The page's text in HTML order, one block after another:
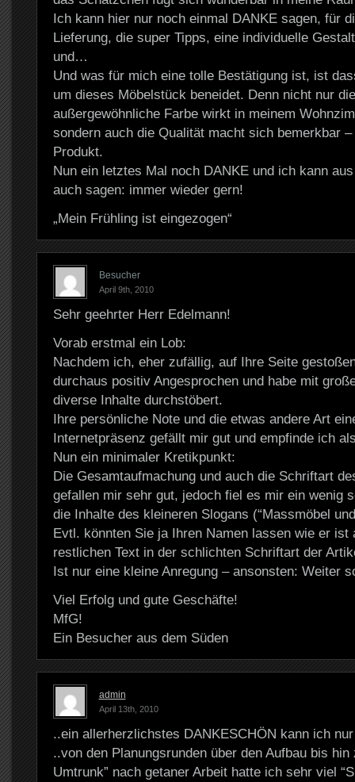
Ich kann hier nur noch einmal DANKE sagen, für
Lieferung, die super Tipps, eine individuelle
und…
Und was für mich eine tolle Bestätigung ist, ist
um dieses Möbelstück beneidet. Denn nicht nur
außergewöhnliche Farbe wirkt in meinem
sondern auch die Qualität macht sich bemerkbar
Produkt.
Nun ein letztes Mal noch DANKE und ich kann
auch sagen: immer wieder gern!
„Mein Frühling ist eingezogen“
Besucher
April 9th, 2010
Sehr geehrter Herr Edelmann!
Vorab erstmal ein Lob:
Nachdem ich, eher zufällig, auf Ihre Seite
durchaus positiv Angesprochen und habe mit
diverse Inhalte durchstöbert.
Ihre persönliche Note und die etwas andere Art
Internetpräsenz gefällt mir gut und empfinde ich
Nun ein minimaler Kretikpunkt:
Die Gesamtaufmachung und auch die Schriftart
gefallen mir sehr gut, jedoch fiel es mir ein wenig
die Inhalte des kleineren Slogans (“Massmöbel
Evtl. könnten Sie ja Ihren Namen lassen wie er ist
restlichen Text in der schlichten Schriftart der
Ist nur eine kleine Anregung – ansonsten: Weiter
Viel Erfolg und gute Geschäfte!
MfG!
Ein Besucher aus dem Süden
admin
April 13th, 2010
..ein allerherzlichstes DANKESCHÖN kann ich
..von den Planungsrunden über den Aufbau bis hin
Umtrunk” nach getaner Arbeit hatte ich sehr viel